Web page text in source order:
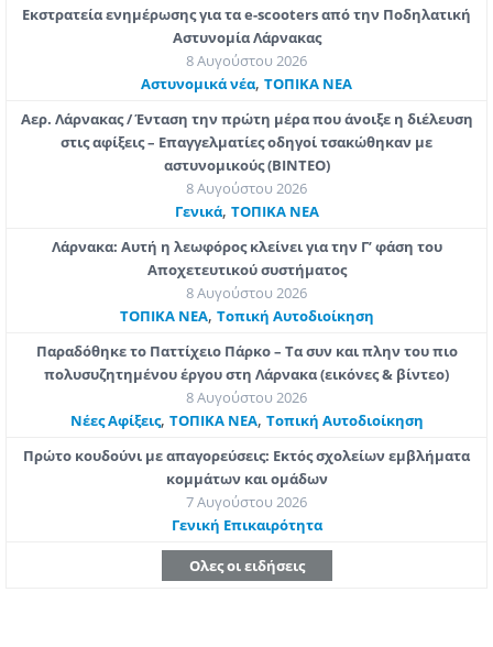
Εκστρατεία ενημέρωσης για τα e-scooters από την Ποδηλατική
Αστυνομία Λάρνακας
8 Αυγούστου 2026
Aστυνομικά νέα, ΤΟΠΙΚΑ ΝΕΑ
Αερ. Λάρνακας / Ένταση την πρώτη μέρα που άνοιξε η διέλευση
στις αφίξεις – Επαγγελματίες οδηγοί τσακώθηκαν με
αστυνομικούς (ΒΙΝΤΕΟ)
8 Αυγούστου 2026
Γενικά, ΤΟΠΙΚΑ ΝΕΑ
Λάρνακα: Αυτή η λεωφόρος κλείνει για την Γ’ φάση του
Αποχετευτικού συστήματος
8 Αυγούστου 2026
ΤΟΠΙΚΑ ΝΕΑ, Τοπική Αυτοδιοίκηση
Παραδόθηκε το Παττίχειο Πάρκο – Τα συν και πλην του πιο
πολυσυζητημένου έργου στη Λάρνακα (εικόνες & βίντεο)
8 Αυγούστου 2026
Νέες Αφίξεις, ΤΟΠΙΚΑ ΝΕΑ, Τοπική Αυτοδιοίκηση
Πρώτο κουδούνι με απαγορεύσεις: Εκτός σχολείων εμβλήματα
κομμάτων και ομάδων
7 Αυγούστου 2026
Γενική Επικαιρότητα
Ολες οι ειδήσεις